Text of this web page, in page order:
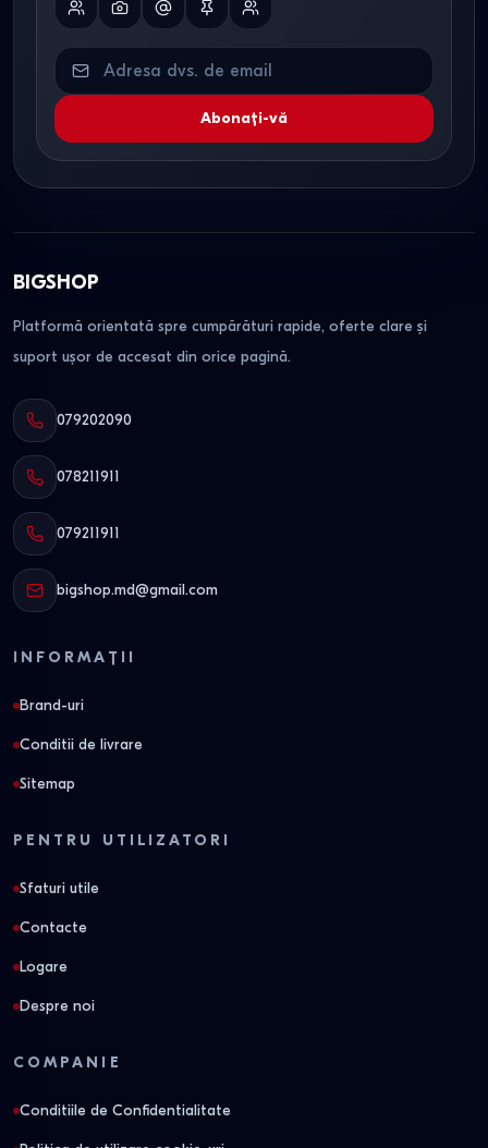
Abonați-vă
BIGSHOP
Platformă orientată spre cumpărături rapide, oferte clare și
suport ușor de accesat din orice pagină.
079202090
078211911
079211911
bigshop.md@gmail.com
INFORMAȚII
Brand-uri
Conditii de livrare
Sitemap
PENTRU UTILIZATORI
Sfaturi utile
Contacte
Logare
Despre noi
COMPANIE
Conditiile de Confidentialitate